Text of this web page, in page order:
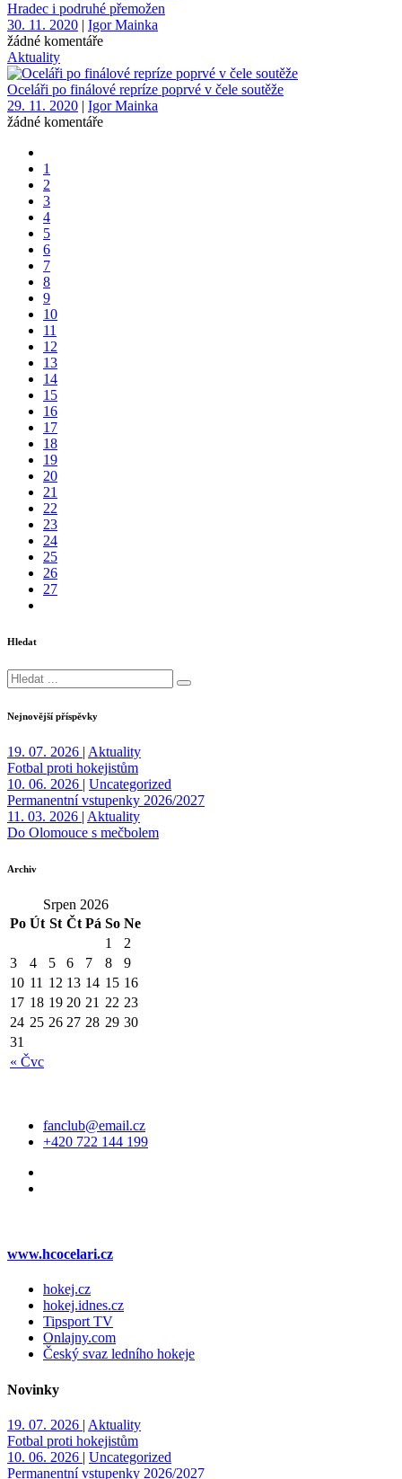
Hradec i podruhé přemožen
30. 11. 2020 | Igor Mainka
žádné komentáře
Aktuality
Oceláři po finálové repríze poprvé v čele soutěže
29. 11. 2020 | Igor Mainka
žádné komentáře
1
2
3
4
5
6
7
8
9
10
11
12
13
14
15
16
17
18
19
20
21
22
23
24
25
26
27
Hledat
Nejnovější příspěvky
19. 07. 2026 | Aktuality
Fotbal proti hokejistům
10. 06. 2026 | Uncategorized
Permanentní vstupenky 2026/2027
11. 03. 2026 | Aktuality
Do Olomouce s mečbolem
Archiv
Srpen 2026
Po Út St Čt Pá So Ne
« Čvc
1
2
3
4 5 6 7 8
9
10 11 12 13 14 15 16
17 18 19 20 21 22 23
24 25 26 27 28 29 30
31
fanclub@email.cz
+420 722 144 199
www.hcocelari.cz
hokej.cz
hokej.idnes.cz
Tipsport TV
Onlajny.com
Český svaz ledního hokeje
Novinky
19. 07. 2026 | Aktuality
Fotbal proti hokejistům
10. 06. 2026 | Uncategorized
Permanentní vstupenky 2026/2027